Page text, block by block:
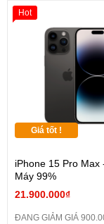
Giá tốt !
iPhone 15 Pro Max
Máy 99%
21.900.000₫
ĐANG GIẢM GIÁ
Hot